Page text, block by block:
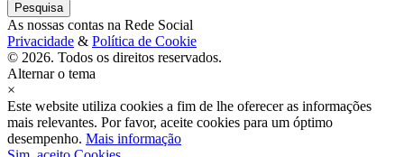
As nossas contas na Rede Social
Privacidade & Política de Cookie
© 2026. Todos os direitos reservados.
Alternar o tema
×
Este website utiliza cookies a fim de lhe oferecer as informações
mais relevantes. Por favor, aceite cookies para um óptimo
desempenho. Mais informação